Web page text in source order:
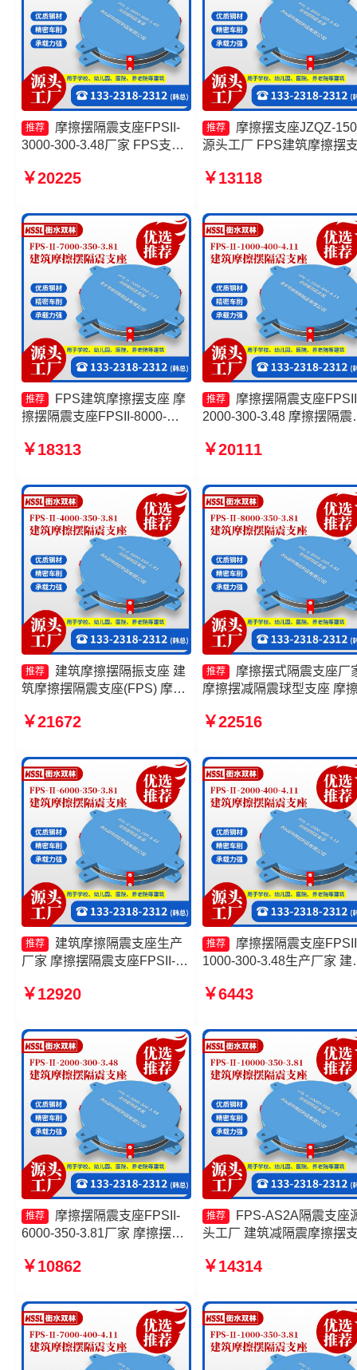
推荐
摩擦摆隔震支座FPSII-
3000-300-3.48厂家 FPS支座
400-3.81生产厂家 摩擦摆减隔
￥20225
推荐
摩擦摆支座JZQZ-
源头工厂 FPS建筑摩擦摆
头工厂 摩擦摆隔震支座
￥13118
推荐
FPS建筑摩擦摆支座 摩
擦摆隔震支座FPSII-8000-
震支座FJZQZ9000GD 摩擦摆
￥18313
推荐
摩擦摆隔震支座
2000-300-3.48 摩擦摆隔震
工厂 摩擦摆隔震支座FPSII-
摆隔震支座FPSII-5000-
3.81厂家
￥20111
推荐
建筑摩擦摆隔振支座 建
筑摩擦摆隔震支座(FPS) 摩擦
隔震支座FPSII-7000-400-
￥21672
推荐
摩擦摆式隔震支座厂
摩擦摆减隔震球型支座 摩
3.81生产厂家 摩擦摆隔震
家
￥22516
推荐
建筑摩擦隔震支座生产
厂家 摩擦摆隔震支座FPSII-
摆隔震支座FPSII-3000-350-
Ⅱ-2000-400-3.81源头工厂
￥12920
推荐
摩擦摆隔震支座
1000-300-3.48生产厂家 建
支座FPSII-8000-300-3.48
￥6443
推荐
摩擦摆隔震支座FPSII-
6000-350-3.81厂家 摩擦摆隔
摩擦摆隔震支座FPSII-3000-
支座FPSII-8000-350-3.81厂
家
￥10862
推荐
FPS-AS2A隔震支座
头工厂 建筑减隔震摩擦摆
FPSII-9000-350-3.81 摩擦
￥14314